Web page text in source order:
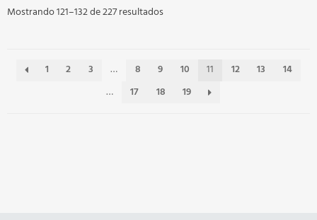
Mostrando 121–132 de 227 resultados
1 2 3 … 8 9 10 11 12 13
14
…
17 18 19